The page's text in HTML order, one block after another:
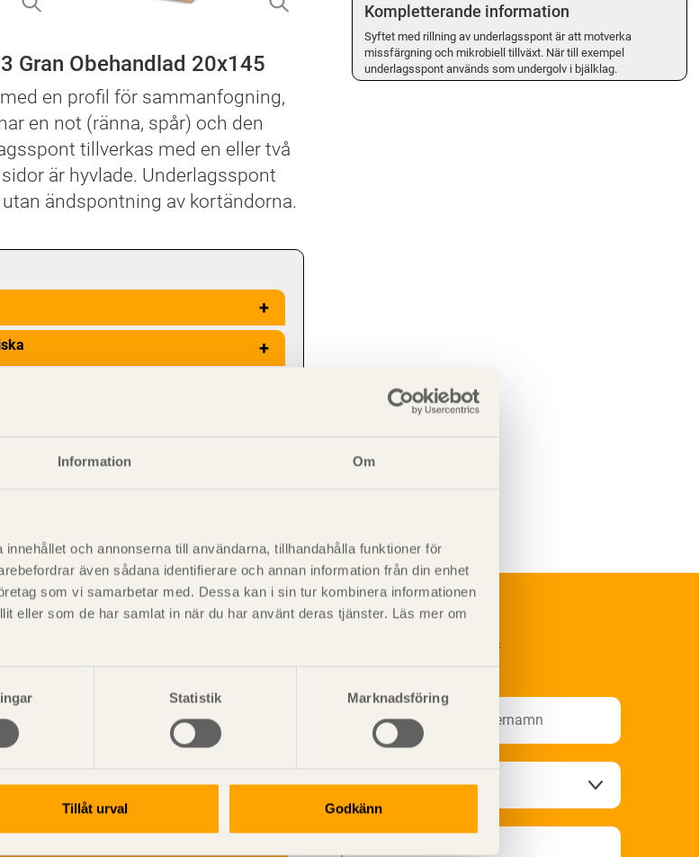
Information Om
och annonserna till användarna, tillhandahålla funktioner för
även sådana identifierare och annan information från din enhet
som vi samarbetar med. Dessa kan i sin tur kombinera informationen
eller som de har samlat in när du har använt deras tjänster. Läs mer om
Statistik Marknadsföring
Tillåt urval Godkänn
Gran Obehandlad 20x145
en profil för sammanfogning,
en not (ränna, spår) och den
tillverkas med en eller två
är hyvlade. Underlagsspont
ändspontning av kortändorna.
+
+
Kompletterande information
Syftet med rillning av underlagsspont är att motverka
missfärgning och mikrobiell tillväxt. När till exempel
underlagsspont används som undergolv i bjälklag.
och deras
Prenumerera på Svenskt Träs